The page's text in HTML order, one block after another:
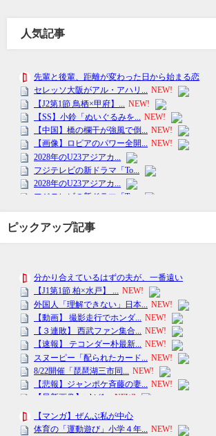
人気記事
ピックアップ記事